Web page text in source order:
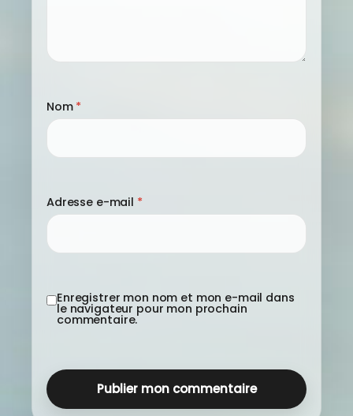
Nom *
Adresse e-mail *
Enregistrer mon nom et mon e-mail dans
le navigateur pour mon prochain
commentaire.